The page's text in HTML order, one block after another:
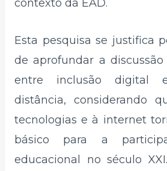
contexto da EAD.
Esta pesquisa se justifica
de aprofundar a
entre inclusão digital
distância, considerando
tecnologias e à internet
básico para a
educacional no século